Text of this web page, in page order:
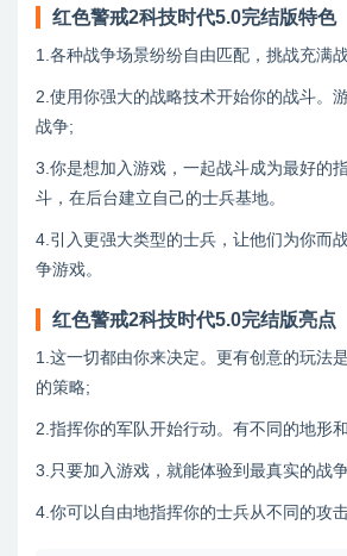
红色警戒2科技时代5.0完结版特色
1.各种战争场景纷纷自由匹配，挑战充满
2.使用你强大的战略技术开始你的战斗。
战争;
3.你是想加入游戏，一起战斗成为最好的
斗，在后台建立自己的士兵基地。
4.引入更强大类型的士兵，让他们为你而
争游戏。
红色警戒2科技时代5.0完结版亮点
1.这一切都由你来决定。更有创意的玩法
的策略;
2.指挥你的军队开始行动。有不同的地形
3.只要加入游戏，就能体验到最真实的战争
4.你可以自由地指挥你的士兵从不同的攻击